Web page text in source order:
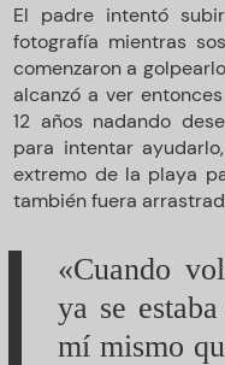
El padre intentó
fotografía mientras
comenzaron a
alcanzó a ver
12 años nadando
para intentar
extremo de la playa
también fuera
«Cuando
ya se
mí mismo